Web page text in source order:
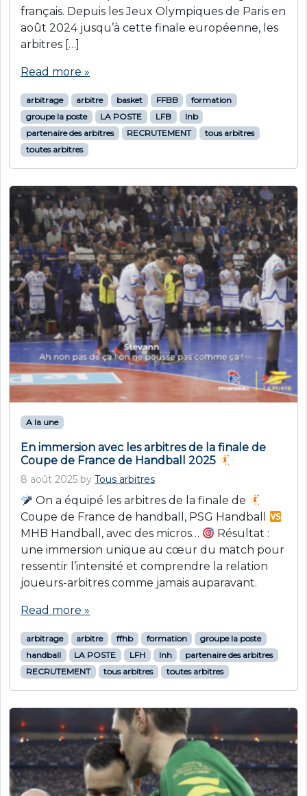
français. Depuis les Jeux Olympiques de Paris en
août 2024 jusqu’à cette finale européenne, les
arbitres […]
Read more »
arbitrage arbitre basket FFBB
formation
groupe la poste
LA POSTE LFB
lnb
partenaire des arbitres
RECRUTEMENT
tous arbitres
toutes arbitres
A la une
En immersion avec les arbitres de la finale de
Coupe de France de Handball 2025
8 août 2025 by Tous arbitres
On a équipé les arbitres de la finale de
Coupe de France de handball, PSG Handball
MHB Handball, avec des micros…
Résultat :
une immersion unique au cœur du match pour
ressentir l’intensité et comprendre la relation
joueurs-arbitres comme jamais auparavant.
Read more »
arbitrage arbitre ffhb formation
groupe la poste
handball
LA POSTE LFH lnh
partenaire des arbitres
RECRUTEMENT
tous arbitres toutes arbitres